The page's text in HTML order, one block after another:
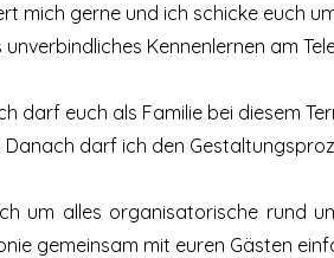
mich gerne und ich schicke euch
Kennenlernen am
darf euch als Familie bei diesem
darf ich den
um alles organisatorische rund
gemeinsam mit euren Gästen